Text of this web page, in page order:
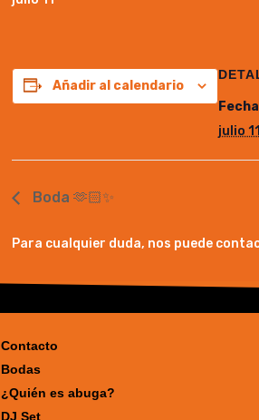
Añadir al calendario
julio 11
Boda 🫶🏻✨
Para cualquier duda, nos puede
Contacto
Bodas
¿Quién es abuga?
DJ Set